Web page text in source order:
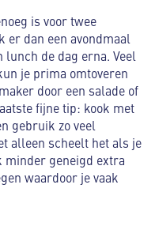
is voor twee
er dan een avondmaal
de dag erna. Veel
je prima omtoveren
door een salade of
fijne tip: kook met
gebruik zo veel
alleen scheelt het als je
minder geneigd extra
waardoor je vaak